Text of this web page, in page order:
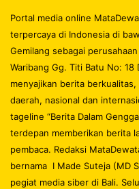
Portal media online
terpercaya di Indonesia di
Gemilang sebagai
Waribang Gg. Titi Batu No: 18
menyajikan berita
daerah, nasional dan
tageline “Berita Dalam
terdepan memberikan berita
pembaca. Redaksi
bernama I Made Suteja (MD
pegiat media siber di Bali.